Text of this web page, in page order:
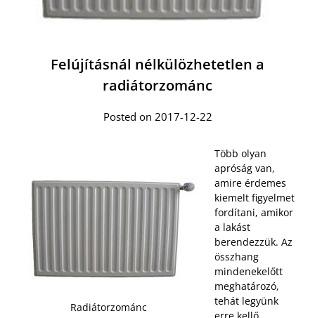
Felújításnál nélkülözhetetlen a
radiátorzománc
Posted on 2017-12-22
Radiátorzománc
Több olyan
apróság van,
amire érdemes
kiemelt figyelmet
fordítani, amikor
a lakást
berendezzük. Az
összhang
mindenekelőtt
meghatározó,
tehát legyünk